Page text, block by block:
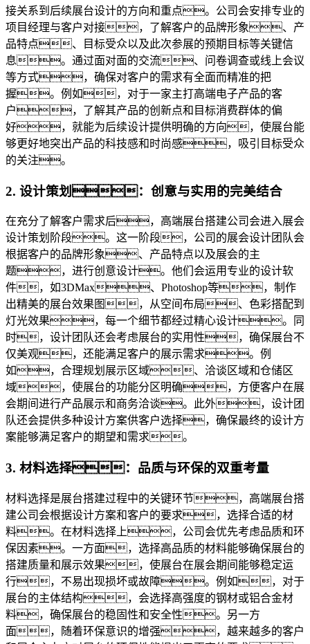
接关系到后续展台设计的方向和重点。公司会安排专业的
项目经理与客户对接，了解客户的品牌形象、产
品特点、目标受众以及此次参展的预期目标等关键信
息。通过面对面的交流、问卷调查或线上会议
等方式，确保对客户的需求有全面而精准的把
握。例如，对于一家主打高端电子产品的客
户，了解其产品的创新点和目标消费群体的偏
好，就能为后续设计提供明确的方向，使展台能
够更好地突出产品的科技感和时尚感，吸引目标受众
的关注。
2. 设计策划：创意与实用的完美结合
在充分了解客户需求后，高端展台搭建公司会进入展会
设计策划阶段。这一阶段，公司的展会设计团队会
根据客户的品牌形象、产品特点以及展会的主
题，进行创意设计。他们会运用专业的设计软
件，如3DMax、Photoshop等，制作
出精美的展台效果图，从空间布局、色彩搭配到
灯光效果，每一个细节都经过精心设计。同
时，设计团队还会考虑展台的实用性，确保展台不
仅美观，还能满足客户的展示需求。例
如，合理规划展示区域、洽谈区域和仓储区
域，使展台的功能分区明确，方便客户在展
会期间进行产品展示和商务洽谈。此外，设计团
队还会提供多种设计方案供客户选择，确保最终的设计方
案能够满足客户的期望和需求。
3. 材料选择：品质与环保的双重考量
材料选择是展台搭建过程中的关键环节，高端展台搭
建公司会根据设计方案和客户的要求，选择合适的材
料。在材料选择上，公司会优先考虑品质和环
保因素。一方面，选择高品质的材料能够确保展台的
搭建质量和展示效果，使展台在展会期间能够稳定运
行，不易出现损坏或故障。例如，对于
展台的主体结构，会选择高强度的钢材或铝合金材
料，确保展台的稳固性和安全性。另一方
面，随着环保意识的增强，越来越多的客户